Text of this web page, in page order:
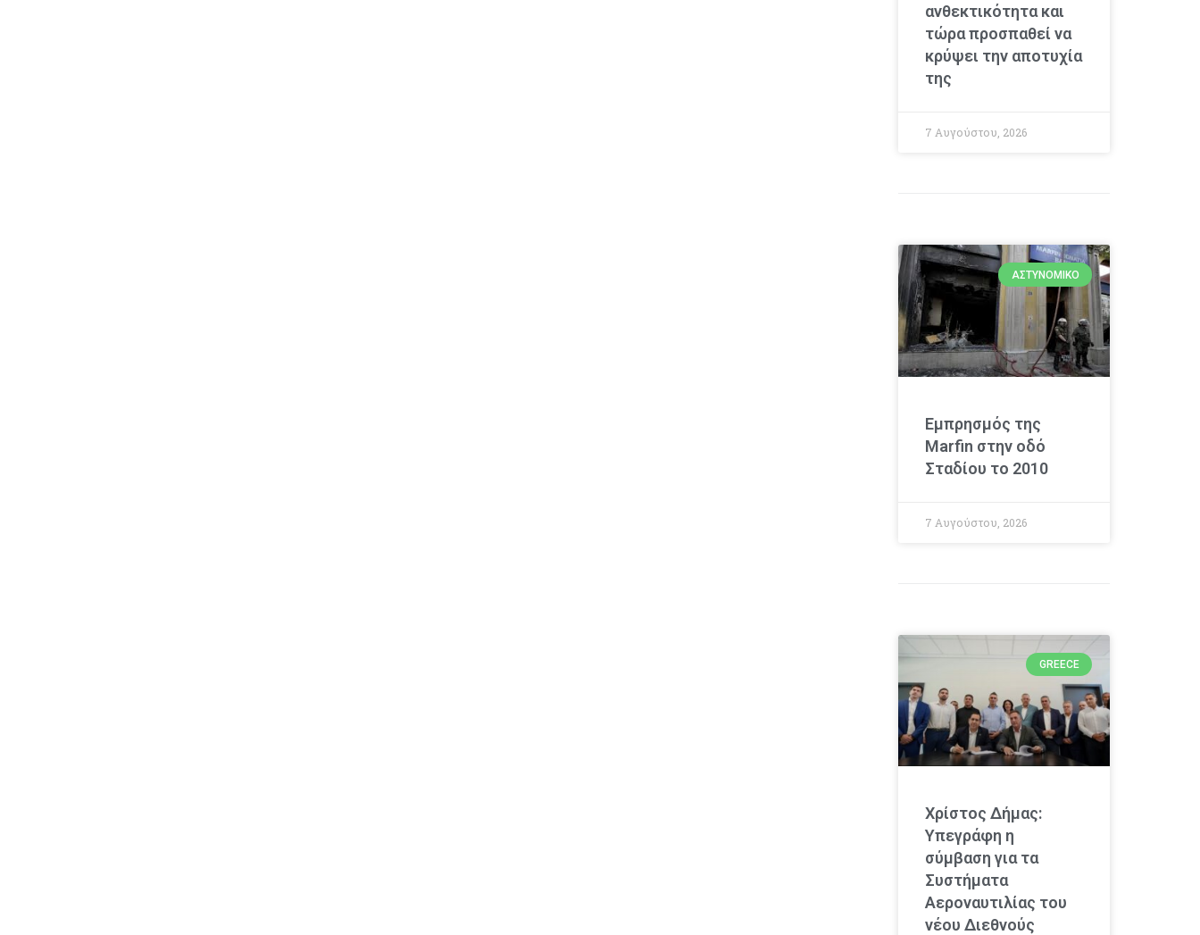
ανθεκτικότητα και
τώρα προσπαθεί να
κρύψει την αποτυχία
της
7 Αυγούστου, 2026
ΑΣΤΥΝΟΜΙΚΌ
Εμπρησμός της
Marfin στην οδό
Σταδίου το 2010
7 Αυγούστου, 2026
GREECE
Χρίστος Δήμας:
Υπεγράφη η
σύμβαση για τα
Συστήματα
Αεροναυτιλίας του
νέου Διεθνούς